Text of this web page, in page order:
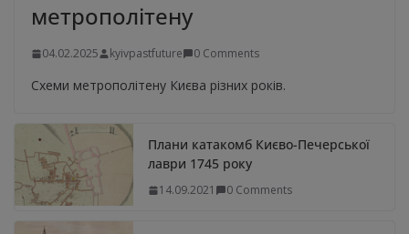
метрополітену
04.02.2025 kyivpastfuture 0 Comments
Схеми метрополітену Києва різних років.
Плани катакомб Києво-Печерської
лаври 1745 року
14.09.2021 0 Comments